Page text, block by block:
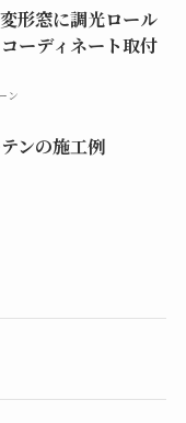
形窓に調光ロール
ーディネート取付
ン
ンの施工例